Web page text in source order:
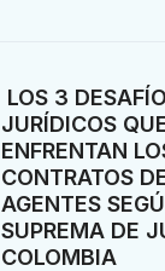
LOS 3
JURÍDICOS
ENFRENTAN
CONTRATOS
AGENTES
SUPREMA DE
COLOMBIA